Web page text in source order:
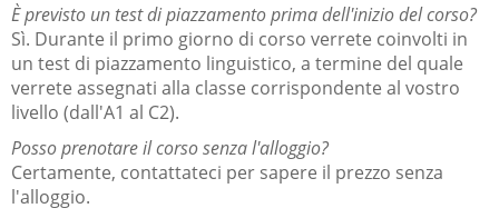
È previsto un test di piazzamento prima dell'inizio del corso?
Sì. Durante il primo giorno di corso verrete coinvolti in
un test di piazzamento linguistico, a termine del quale
verrete assegnati alla classe corrispondente al vostro
livello (dall'A1 al C2).
Posso prenotare il corso senza l'alloggio?
Certamente, contattateci per sapere il prezzo senza
l'alloggio.